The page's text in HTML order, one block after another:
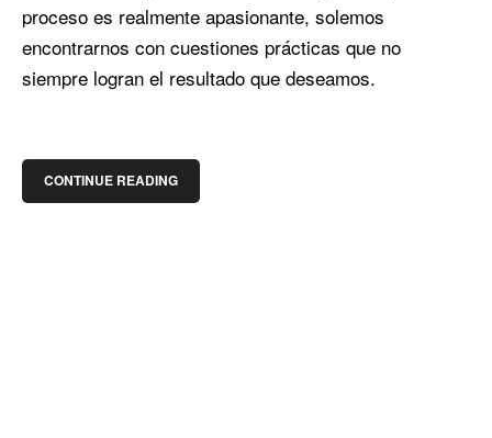
proceso es realmente apasionante, solemos
encontrarnos con cuestiones prácticas que no
siempre logran el resultado que deseamos.
CONTINUE READING